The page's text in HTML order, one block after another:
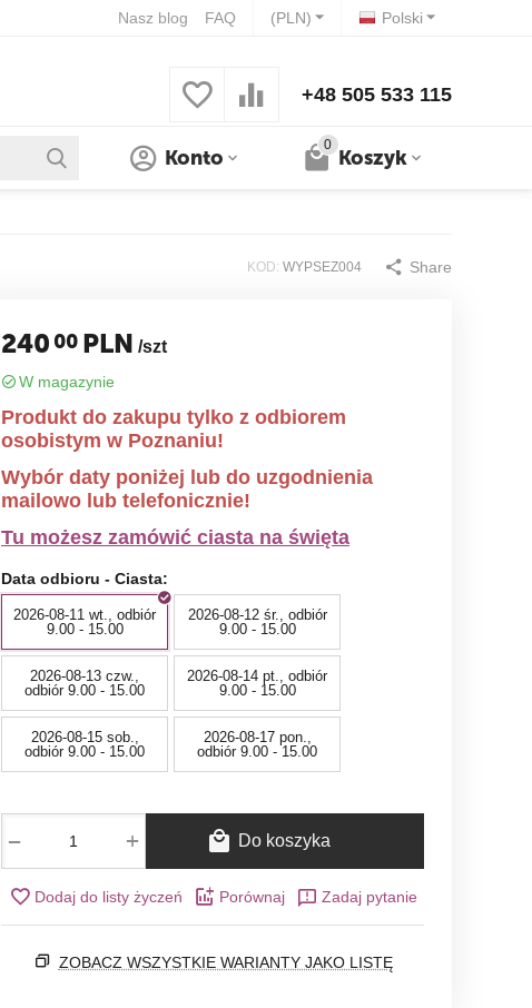
Polski
(PLN)
Nasz blog FAQ
+48 505 533 115
0
Koszyk
Konto
KOD: WYPSEZ004 Share
240 00 PLN /szt
W magazynie
Produkt do zakupu tylko z odbiorem
osobistym w Poznaniu!
Wybór daty poniżej lub do uzgodnienia
mailowo lub telefonicznie!
Tu możesz zamówić ciasta na święta
Data odbioru - Ciasta:
2026-08-11 wt., odbiór
9.00 - 15.00
2026-08-12 śr., odbiór
9.00 - 15.00
2026-08-13 czw.,
odbiór 9.00 - 15.00
2026-08-14 pt., odbiór
9.00 - 15.00
2026-08-15 sob.,
odbiór 9.00 - 15.00
2026-08-17 pon.,
odbiór 9.00 - 15.00
+
− Do koszyka
Dodaj do listy życzeń Porównaj Zadaj pytanie
ZOBACZ WSZYSTKIE WARIANTY JAKO LISTĘ